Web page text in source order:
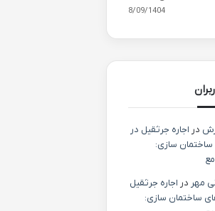
08/09/1404
در اجاره جرثقیل در
ساختمان سازی:
مهر در اجاره جرثقیل
ساختمان سازی: